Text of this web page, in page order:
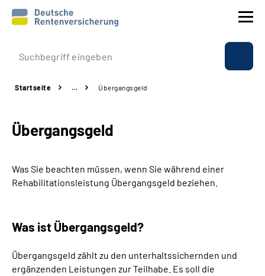
Prävention
Rente
Beratung & Kontakt
Über uns & Presse
Online-Services
Startseite … Übergangsgeld
Übergangsgeld
Was Sie beachten müssen, wenn Sie während einer
Rehabilitationsleistung Übergangsgeld beziehen.
Was ist Übergangsgeld?
Übergangsgeld zählt zu den unterhaltssichernden und
ergänzenden Leistungen zur Teilhabe. Es soll die